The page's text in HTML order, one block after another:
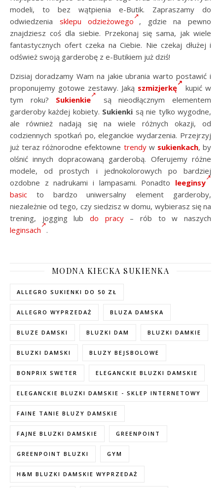
modeli, to bez wątpienia e-Butik. Zapraszamy do
odwiedzenia sklepu odzieżowego
, gdzie na pewno
znajdziesz coś dla siebie. Przekonaj się sama, jak wiele
fantastycznych ofert czeka na Ciebie. Nie czekaj dłużej i
odśwież swoją garderobę z e-Butikiem już dziś!
Dzisiaj doradzamy Wam na jakie ubrania warto postawić i
proponujemy gotowe zestawy. Jaką szmizjerkę
kupić w
tym roku? Sukienkie
są nieodłącznym elementem
garderoby każdej kobiety. Sukienki są nie tylko wygodne,
ale również nadają się na wiele różnych okazji, od
codziennych spotkań po, eleganckie wydarzenia. Przejrzyj
już teraz różnorodne efektowne trendyw sukienkach, by
olśnić innych dopracowaną garderobą. Oferujemy różne
modele, od prostych i jednokolorowych po bardziej
ozdobne z nadrukami i lampasami. Ponadto leeginsy
basic to bardzo uniwersalny element garderoby,
niezależnie od tego, czy siedzisz w domu, wybierasz się na
trening, jogging lub do pracy– rób to w naszych
leginsach .
MODNA KIECKA SUKIENKA
ALLEGRO SUKIENKI DO 50 ZŁ
ALLEGRO WYPRZEDAŻ BLUZA DAMSKA
BLUZE DAMSKI BLUZKI DAM BLUZKI DAMKIE
BLUZKI DAMSKI BLUZY BEJSBOLOWE
BONPRIX SWETER ELEGANCKIE BLUZKI DAMSKIE
ELEGANCKIE BLUZKI DAMSKIE - SKLEP INTERNETOWY
FAINE TANIE BLUZY DAMSKIE
FAJNE BLUZKI DAMSKIE GREENPOINT
GREENPOINT BLUZKI GYM
H&M BLUZKI DAMSKIE WYPRZEDAŻ